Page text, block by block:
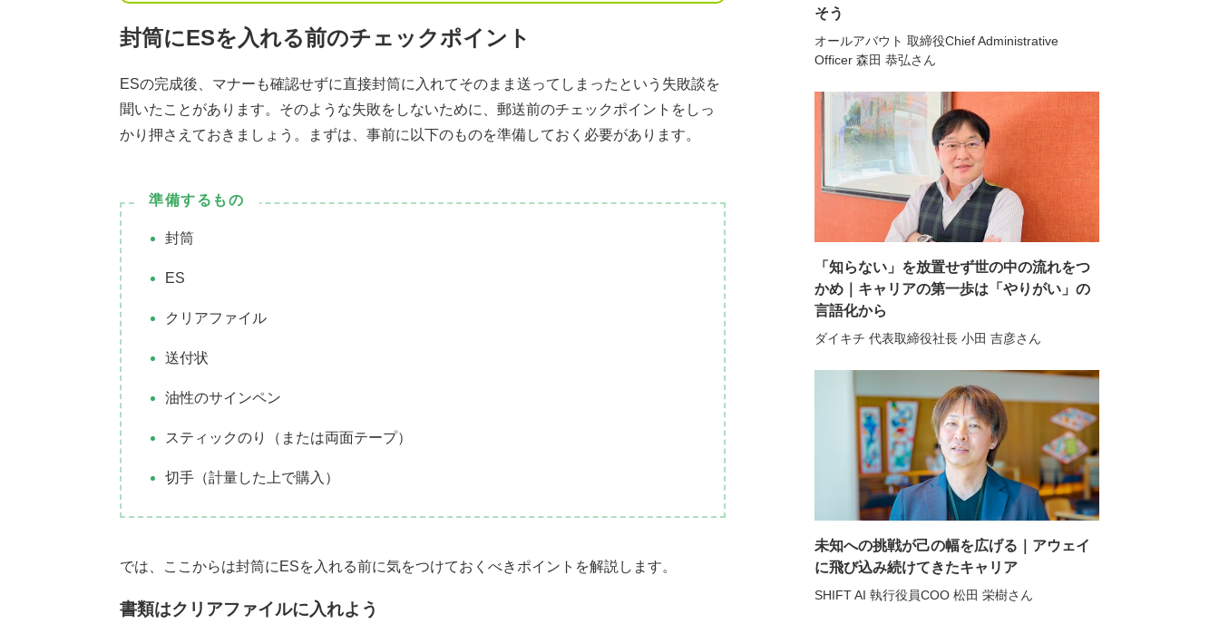
封筒にESを入れる前のチェックポイント
ESの完成後、マナーも確認せずに直接封筒に入れてそのまま送ってしまったという失敗談を
聞いたことがあります。そのような失敗をしないために、郵送前のチェックポイントをしっ
かり押さえておきましょう。まずは、事前に以下のものを準備しておく必要があります。
準備するもの
封筒
ES
クリアファイル
送付状
油性のサインペン
スティックのり（または両面テープ）
切手（計量した上で購入）
では、ここからは封筒にESを入れる前に気をつけておくべきポイントを解説します。
書類はクリアファイルに入れよう
そう
オールアバウト 取締役Chief Administrative
Officer 森田 恭弘さん
「知らない」を放置せず世の中の流れをつ
かめ｜キャリアの第一歩は「やりがい」の
言語化から
ダイキチ 代表取締役社長 小田 吉彦さん
未知への挑戦が己の幅を広げる｜アウェイ
に飛び込み続けてきたキャリア
SHIFT AI 執行役員COO 松田 栄樹さん